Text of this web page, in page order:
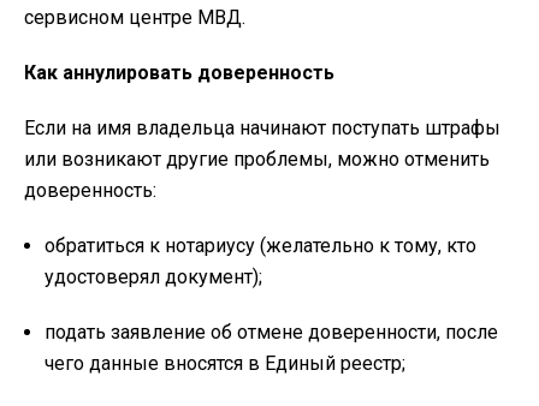
сервисном центре МВД.
Как аннулировать доверенность
Если на имя владельца начинают поступать штрафы
или возникают другие проблемы, можно отменить
доверенность:
обратиться к нотариусу (желательно к тому, кто
удостоверял документ);
подать заявление об отмене доверенности, после
чего данные вносятся в Единый реестр;